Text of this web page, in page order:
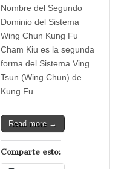
Nombre del Segundo
Dominio del Sistema
Wing Chun Kung Fu
Cham Kiu es la segunda
forma del Sistema Ving
Tsun (Wing Chun) de
Kung Fu…
Read more →
Comparte esto: